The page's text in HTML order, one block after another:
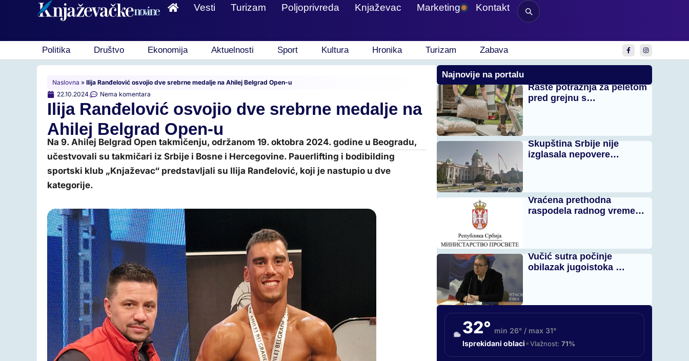
Vesti Turizam Poljoprivreda Knjaževac Marketing Kontakt
Politika Društvo Ekonomija Aktuelnosti Sport Kultura Hronika Turizam Zabava
Naslovna » Ilija Ranđelović osvojio dve srebrne medalje na Ahilej Belgrad Open-u
22.10.2024.
Nema komentara
Ilija Ranđelović osvojio dve srebrne medalje na
Ahilej Belgrad Open-u
Na 9. Ahilej Belgrad Open takmičenju, održanom 19. oktobra 2024. godine u Beogradu,
učestvovali su takmičari iz Srbije i Bosne i Hercegovine. Pauerlifting i bodibilding
sportski klub „Knjaževac“ predstavljali su Ilija Ranđelović, koji je nastupio u dve
kategorije.
Najnovije na portalu
Raste potražnja za peletom
pred grejnu s…
Skupština Srbije nije
izglasala nepovere…
Vraćena prethodna
raspodela radnog vreme…
Vučić sutra počinje
obilazak jugoistoka …
32° min 26° / max 31°
Isprekidani oblaci•Vlažnost: 71%